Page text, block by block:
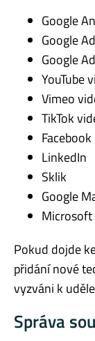
Google
Google
Google
YouTube
Vimeo
TikTok
Facebook
LinkedIn
Sklik
Google
Microsoft
Pokud dojde
přidání nové
vyzváni k
Správa